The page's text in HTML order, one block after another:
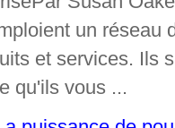
un réseau
et services. Ils
qu'ils vous ...